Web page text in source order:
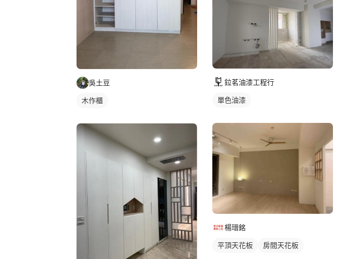
吳土豆
木作櫃
鉝茗油漆工程行
單色油漆
楊瑨銘
平頂天花板 房間天花板